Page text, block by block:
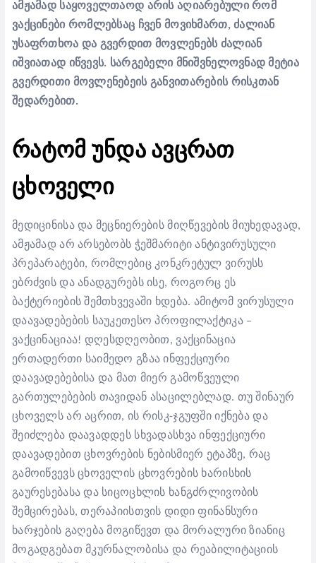
ამჟამად საყოველთაოდ არის აღიარებული რომ
ვაქცინები რომლებსაც ჩვენ მოვიხმართ, ძალიან
უსაფრთხოა და გვერდით მოვლენებს ძალიან
იშვიათად იწვევს. სარგებელი მნიშვნელოვნად მეტია
გვერდითი მოვლენებეის განვითარების რისკთან
შედარებით.
რატომ უნდა ავცრათ
ცხოველი
მედიცინისა და მეცნიერების მიღწევების მიუხედავად,
ამჟამად არ არსებობს ჭეშმარიტი ანტივირუსული
პრეპარატები, რომლებიც კონკრეტულ ვირუსს
ებრძვისდა ანადგურებსისე, როგორც ეს
ბაქტერიების შემთხვევაში ხდება. ამიტომ ვირუსული
დაავადებების საუკეთესო პროფილაქტიკა–
ვაქცინაციაა! დღესდღეობით, ვაქცინაცია
ერთადერთი საიმედო გზაა ინფექციური
დაავადებებისა და მათ მიერ გამოწვეული
გართულებების თავიდან ასაცილებლად. თუ შინაურ
ცხოველსარაცრით, ის რისკ-ჯგუფში იქნებადა
შეიძლება დაავადდეს სხვადასხვა ინფექციური
დაავადებით ცხოვრების ნებისმიერ ეტაპზე, რაც
გამოიწვევსცხოველის ცხოვრების ხარისხის
გაურესებასა და სიცოცხლის ხანგძრლივობის
შემცირებას, თერაპიისთვის დიდი ფინანსური
ხარჯების გაღება მოგიწევთ და მორალურიზიანიც
მოგადგებათმკურნალობისა და რეაბილიტაციის